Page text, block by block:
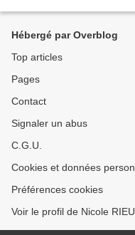
Hébergé par Overblog
Top articles
Pages
Contact
Signaler un abus
C.G.U.
Cookies et données
Préférences cookies
Voir le profil de Nicole